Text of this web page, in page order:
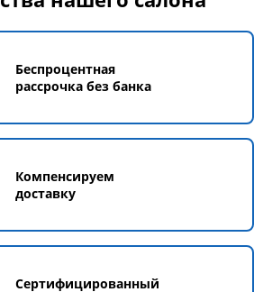
Беспроцентная
рассрочка без банка
Компенсируем
доставку
Сертифицированный